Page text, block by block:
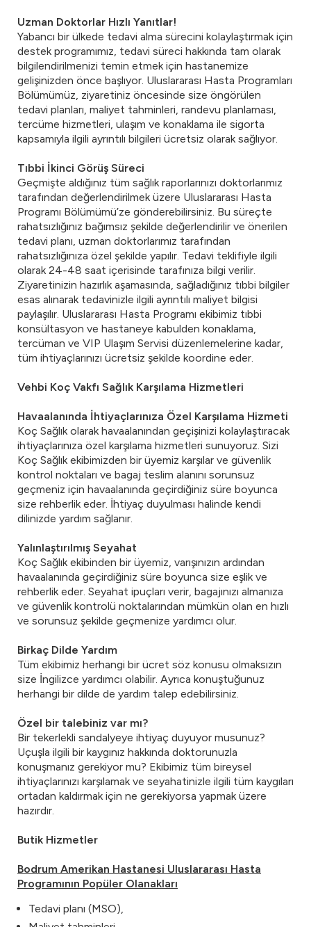
Uzman Doktorlar Hızlı Yanıtlar!
Yabancı bir ülkede tedavi alma sürecini kolaylaştırmak için
destek programımız, tedavi süreci hakkında tam olarak
bilgilendirilmenizi temin etmek için hastanemize
gelişinizden önce başlıyor. Uluslararası Hasta Programları
Bölümümüz, ziyaretiniz öncesinde size öngörülen
tedavi planları, maliyet tahminleri, randevu planlaması,
tercüme hizmetleri, ulaşım ve konaklama ile sigorta
kapsamıyla ilgili ayrıntılı bilgileri ücretsiz olarak sağlıyor.
Tıbbi İkinci Görüş Süreci
Geçmişte aldığınız tüm sağlık raporlarınızı doktorlarımız
tarafından değerlendirilmek üzere Uluslararası Hasta
Programı Bölümümü’ze gönderebilirsiniz. Bu süreçte
rahatsızlığınız bağımsız şekilde değerlendirilir ve önerilen
tedavi planı, uzman doktorlarımız tarafından
rahatsızlığınıza özel şekilde yapılır. Tedavi teklifiyle ilgili
olarak 24-48 saat içerisinde tarafınıza bilgi verilir.
Ziyaretinizin hazırlık aşamasında, sağladığınız tıbbi bilgiler
esas alınarak tedavinizle ilgili ayrıntılı maliyet bilgisi
paylaşılır. Uluslararası Hasta Programı ekibimiz tıbbi
konsültasyon ve hastaneye kabulden konaklama,
tercüman ve VIP Ulaşım Servisi düzenlemelerine kadar,
tüm ihtiyaçlarınızı ücretsiz şekilde koordine eder.
Vehbi Koç Vakfı Sağlık Karşılama Hizmetleri
Havaalanında İhtiyaçlarınıza Özel Karşılama Hizmeti
Koç Sağlık olarak havaalanından geçişinizi kolaylaştıracak
ihtiyaçlarınıza özel karşılama hizmetleri sunuyoruz. Sizi
Koç Sağlık ekibimizden bir üyemiz karşılar ve güvenlik
kontrol noktaları ve bagaj teslim alanını sorunsuz
geçmeniz için havaalanında geçirdiğiniz süre boyunca
size rehberlik eder. İhtiyaç duyulması halinde kendi
dilinizde yardım sağlanır.
Yalınlaştırılmış Seyahat
Koç Sağlık ekibinden bir üyemiz, varışınızın ardından
havaalanında geçirdiğiniz süre boyunca size eşlik ve
rehberlik eder. Seyahat ipuçları verir, bagajınızı almanıza
ve güvenlik kontrolü noktalarından mümkün olan en hızlı
ve sorunsuz şekilde geçmenize yardımcı olur.
Birkaç Dilde Yardım
Tüm ekibimiz herhangi bir ücret söz konusu olmaksızın
size İngilizce yardımcı olabilir. Ayrıca konuştuğunuz
herhangi bir dilde de yardım talep edebilirsiniz.
Özel bir talebiniz var mı?
Bir tekerlekli sandalyeye ihtiyaç duyuyor musunuz?
Uçuşla ilgili bir kaygınız hakkında doktorunuzla
konuşmanız gerekiyor mu? Ekibimiz tüm bireysel
ihtiyaçlarınızı karşılamak ve seyahatinizle ilgili tüm kaygıları
ortadan kaldırmak için ne gerekiyorsa yapmak üzere
hazırdır.
Butik Hizmetler
Bodrum Amerikan Hastanesi Uluslararası Hasta
Programının Popüler Olanakları
Tedavi planı (MSO),